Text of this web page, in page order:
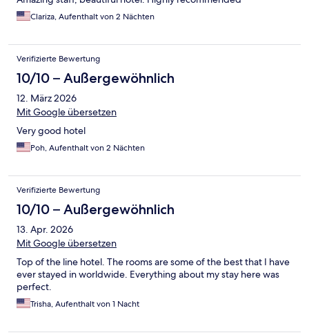
Clariza, Aufenthalt von 2 Nächten
Verifizierte Bewertung
10/10 – Außergewöhnlich
12. März 2026
Mit Google übersetzen
Very good hotel
Poh, Aufenthalt von 2 Nächten
Verifizierte Bewertung
10/10 – Außergewöhnlich
13. Apr. 2026
Mit Google übersetzen
Top of the line hotel. The rooms are some of the best that I have
ever stayed in worldwide. Everything about my stay here was
perfect.
Trisha, Aufenthalt von 1 Nacht